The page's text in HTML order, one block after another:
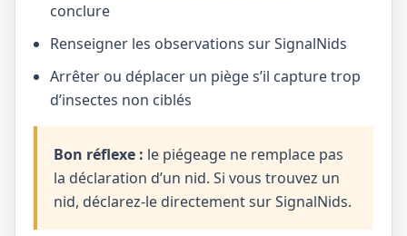
conclure
Renseigner les observations sur SignalNids
Arrêter ou déplacer un piège s’il capture trop
d’insectes non ciblés
Bon réflexe : le piégeage ne remplace pas
la déclaration d’un nid. Si vous trouvez un
nid, déclarez-le directement sur SignalNids.